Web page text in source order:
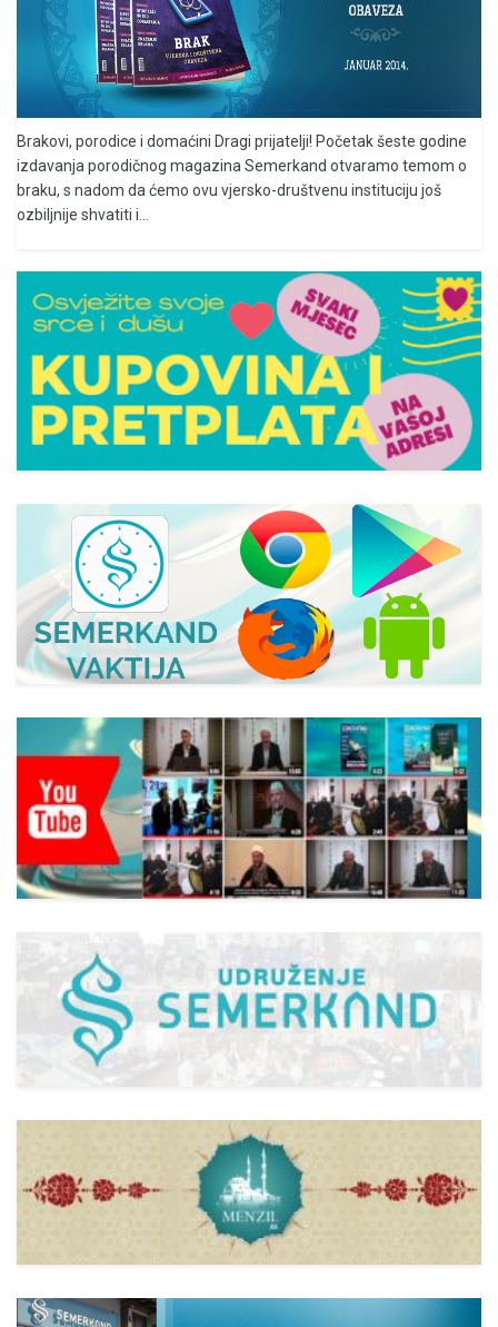
Brakovi, porodice i domaćini Dragi prijatelji! Početak šeste godine
izdavanja porodičnog magazina Semerkand otvaramo temom o
braku, s nadom da ćemo ovu vjersko-društvenu instituciju još
ozbiljnije shvatiti i...